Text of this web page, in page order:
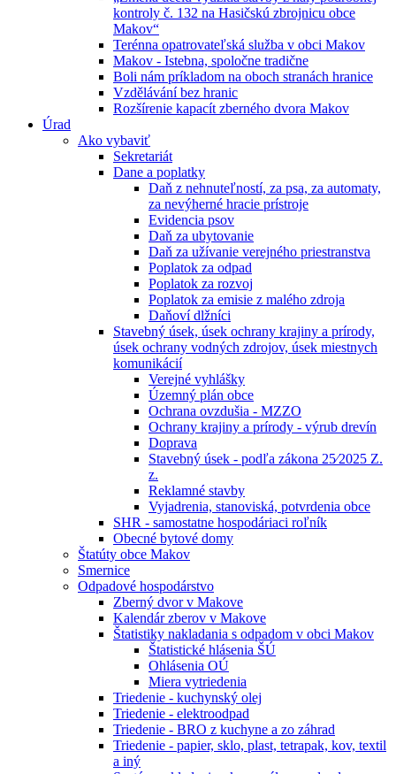
kontroly č. 132 na Hasičskú zbrojnicu obce
Makov“
Terénna opatrovateľská služba v obci Makov
Makov - Istebna, spoločne tradične
Boli nám príkladom na oboch stranách hranice
Vzdělávání bez hranic
Rozšírenie kapacít zberného dvora Makov
Úrad
Ako vybaviť
Sekretariát
Dane a poplatky
Daň z nehnuteľností, za psa, za automaty,
za nevýherné hracie prístroje
Evidencia psov
Daň za ubytovanie
Daň za užívanie verejného priestranstva
Poplatok za odpad
Poplatok za rozvoj
Poplatok za emisie z malého zdroja
Daňoví dlžníci
Stavebný úsek, úsek ochrany krajiny a prírody,
úsek ochrany vodných zdrojov, úsek miestnych
komunikácií
Verejné vyhlášky
Územný plán obce
Ochrana ovzdušia - MZZO
Ochrany krajiny a prírody - výrub drevín
Doprava
Stavebný úsek - podľa zákona 25⁄2025 Z.
z.
Reklamné stavby
Vyjadrenia, stanoviská, potvrdenia obce
SHR - samostatne hospodáriaci roľník
Obecné bytové domy
Štatúty obce Makov
Smernice
Odpadové hospodárstvo
Zberný dvor v Makove
Kalendár zberov v Makove
Štatistiky nakladania s odpadom v obci Makov
Štatistické hlásenia ŠÚ
Ohlásenia OÚ
Miera vytriedenia
Triedenie - kuchynský olej
Triedenie - elektroodpad
Triedenie - BRO z kuchyne a zo záhrad
Triedenie - papier, sklo, plast, tetrapak, kov, textil
a iný